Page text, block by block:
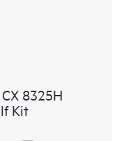
8325H
Kit